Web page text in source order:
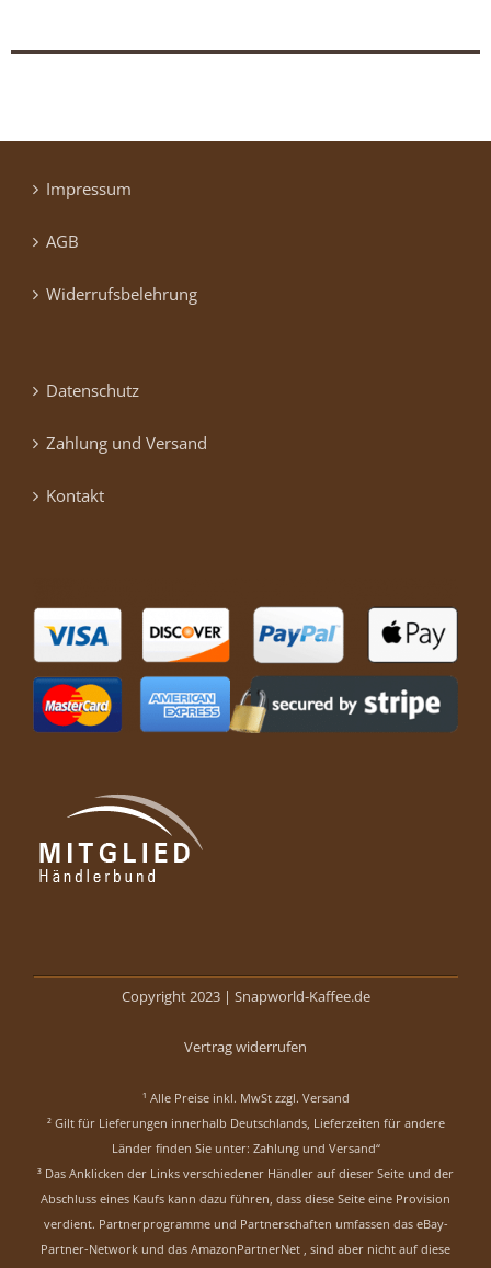
Impressum
AGB
Widerrufsbelehrung
Datenschutz
Zahlung und Versand
Kontakt
Copyright 2023 | Snapworld-Kaffee.de
Vertrag widerrufen
¹ Alle Preise inkl. MwSt zzgl. Versand
² Gilt für Lieferungen innerhalb Deutschlands, Lieferzeiten für andere
Länder finden Sie unter: Zahlung und Versand“
³ Das Anklicken der Links verschiedener Händler auf dieser Seite und der
Abschluss eines Kaufs kann dazu führen, dass diese Seite eine Provision
verdient. Partnerprogramme und Partnerschaften umfassen das eBay-
Partner-Network und das AmazonPartnerNet , sind aber nicht auf diese